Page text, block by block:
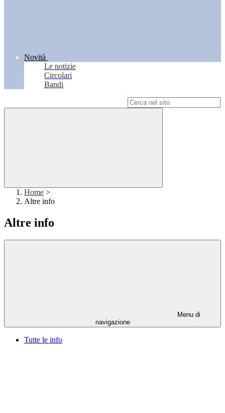
Novità
Le notizie
Circolari
Bandi
Home >
Altre info
Altre info
Menu di
navigazione
Tutte le info